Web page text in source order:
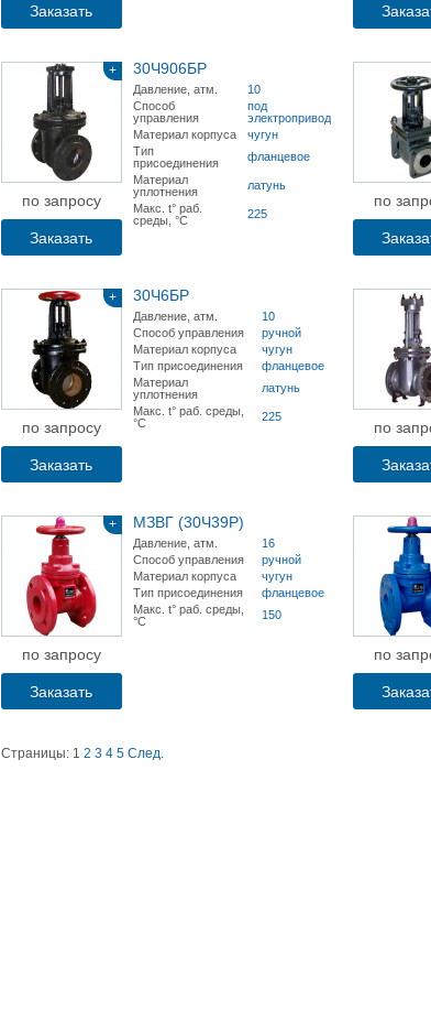
Заказать
+
по запросу
Заказать
30Ч906БР
Давление, атм.
10
Способ
управления
под
электропривод
Материал корпуса
чугун
Тип
присоединения
фланцевое
Материал
уплотнения
латунь
Макс. t° раб.
среды, °С
225
по
+
по запросу
Заказать
30Ч6БР
Давление, атм.
10
Способ управления
ручной
Материал корпуса
чугун
Тип присоединения
фланцевое
Материал
уплотнения
латунь
Макс. t° раб. среды,
°С
225
по
+
по запросу
Заказать
МЗВГ (30Ч39Р)
Давление, атм.
16
Способ управления
ручной
Материал корпуса
чугун
Тип присоединения
фланцевое
Макс. t° раб. среды,
°С
150
по
Страницы: 1 2 3 4 5 След.